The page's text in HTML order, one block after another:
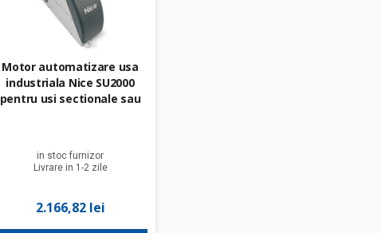
Motor automatizare usa
industriala Nice SU2000
pentru usi sectionale sau
in stoc furnizor
Livrare in 1-2 zile
2.166,82 lei